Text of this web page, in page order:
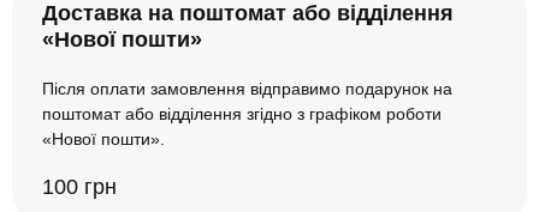
Доставка на поштомат або відділення
«Нової пошти»
Після оплати замовлення відправимо подарунок на
поштомат або відділення згідно з графіком роботи
«Нової пошти».
100 грн